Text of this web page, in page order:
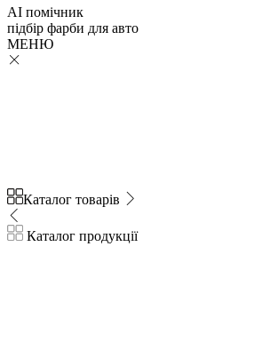
AI помічник
підбір фарби для авто
МЕНЮ
Каталог товарів
Каталог продукції